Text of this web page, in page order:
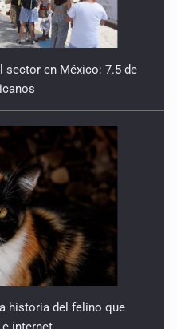
en México: 7.5 de
historia del felino que
internet